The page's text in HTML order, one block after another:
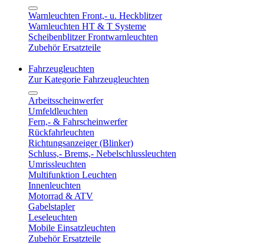
Warnleuchten Front,- u. Heckblitzer
Warnleuchten HT & T Systeme
Scheibenblitzer Frontwarnleuchten
Zubehör Ersatzteile
Fahrzeugleuchten
Zur Kategorie Fahrzeugleuchten
Arbeitsscheinwerfer
Umfeldleuchten
Fern,- & Fahrscheinwerfer
Rückfahrleuchten
Richtungsanzeiger (Blinker)
Schluss,- Brems,- Nebelschlussleuchten
Umrissleuchten
Multifunktion Leuchten
Innenleuchten
Motorrad & ATV
Gabelstapler
Leseleuchten
Mobile Einsatzleuchten
Zubehör Ersatzteile